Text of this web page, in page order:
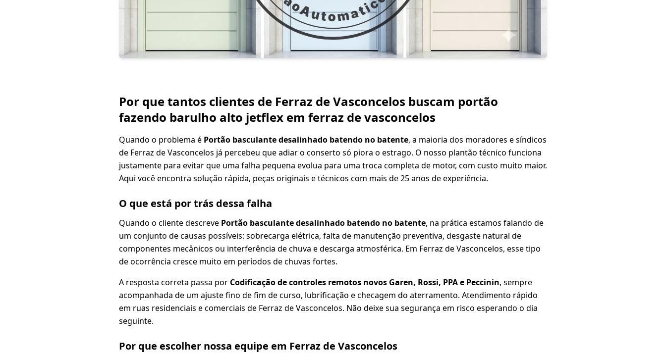
Por que tantos clientes de Ferraz de Vasconcelos buscam portão
fazendo barulho alto jetflex em ferraz de vasconcelos
Quando o problema é Portão basculante desalinhado batendo no batente, a maioria dos moradores e síndicos
de Ferraz de Vasconcelos já percebeu que adiar o conserto só piora o estrago. O nosso plantão técnico funciona
justamente para evitar que uma falha pequena evolua para uma troca completa de motor, com custo muito maior.
Aqui você encontra solução rápida, peças originais e técnicos com mais de 25 anos de experiência.
O que está por trás dessa falha
Quando o cliente descreve Portão basculante desalinhado batendo no batente, na prática estamos falando de
um conjunto de causas possíveis: sobrecarga elétrica, falta de manutenção preventiva, desgaste natural de
componentes mecânicos ou interferência de chuva e descarga atmosférica. Em Ferraz de Vasconcelos, esse tipo
de ocorrência cresce muito em períodos de chuvas fortes.
A resposta correta passa por Codificação de controles remotos novos Garen, Rossi, PPA e Peccinin, sempre
acompanhada de um ajuste fino de fim de curso, lubrificação e checagem do aterramento. Atendimento rápido
em ruas residenciais e comerciais de Ferraz de Vasconcelos. Não deixe sua segurança em risco esperando o dia
seguinte.
Por que escolher nossa equipe em Ferraz de Vasconcelos